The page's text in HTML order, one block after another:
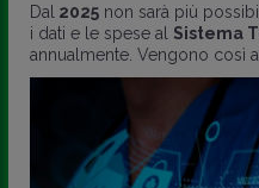
Dal 2025 non sarà più
i dati e le spese al Sistema
annualmente. Vengono così